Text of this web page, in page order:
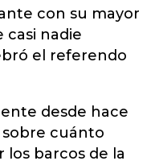
con su mayor
casi nadie
el referendo
desde hace
sobre cuánto
los barcos de la